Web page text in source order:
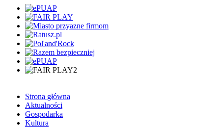
Strona główna
Aktualności
Gospodarka
Kultura